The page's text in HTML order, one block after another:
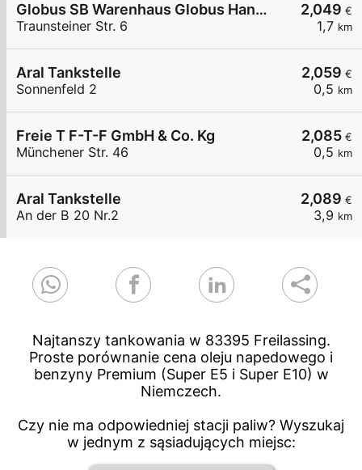
2,049 €
1,7 km
Globus SB Warenhaus Globus Handelshof St. Wendel GmbH & Co. KG Betriebsstätte Freilassing
Traunsteiner Str. 6
2,059 €
0,5 km
Aral Tankstelle
Sonnenfeld 2
2,085 €
0,5 km
Freie T F-T-F GmbH & Co. Kg
Münchener Str. 46
2,089 €
3,9 km
Aral Tankstelle
An der B 20 Nr.2
Najtanszy tankowania w 83395 Freilassing.
Proste porównanie cena oleju napedowego i
benzyny Premium (Super E5 i Super E10) w
Niemczech.
Czy nie ma odpowiedniej stacji paliw? Wyszukaj
w jednym z sąsiadujących miejsc: